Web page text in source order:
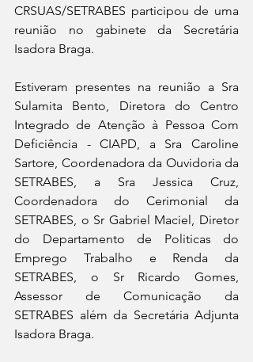
CRSUAS/SETRABES participou de uma
reunião no gabinete da Secretária
Isadora Braga.
Estiveram presentes na reunião a Sra
Sulamita Bento, Diretora do Centro
Integrado de Atenção à Pessoa Com
Deficiência - CIAPD, a Sra Caroline
Sartore, Coordenadora da Ouvidoria da
SETRABES, a Sra Jessica Cruz,
Coordenadora do Cerimonial da
SETRABES, o Sr Gabriel Maciel, Diretor
do Departamento de Politicas do
Emprego Trabalho e Renda da
SETRABES, o Sr Ricardo Gomes,
Assessor de Comunicação da
SETRABES além da Secretária Adjunta
Isadora Braga.